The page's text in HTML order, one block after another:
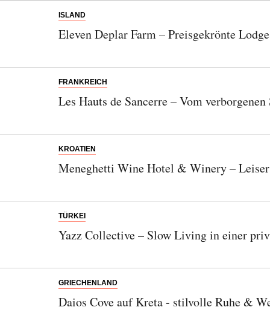
ISLAND
Eleven Deplar Farm – Preisgekrönte
FRANKREICH
Les Hauts de Sancerre – Vom
KROATIEN
Meneghetti Wine Hotel & Winery –
TÜRKEI
Yazz Collective – Slow Living in einer
GRIECHENLAND
Daios Cove auf Kreta - stilvolle Ruhe &